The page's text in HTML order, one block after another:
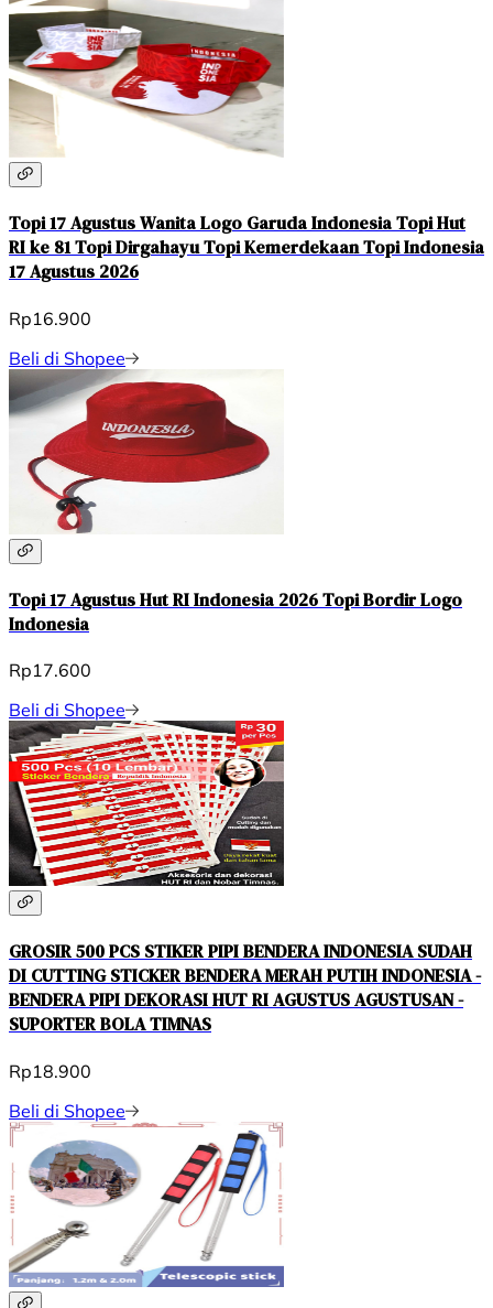
Topi 17 Agustus Wanita Logo Garuda Indonesia Topi Hut
RI ke 81 Topi Dirgahayu Topi Kemerdekaan Topi Indonesia
17 Agustus 2026
Rp16.900
Beli di Shopee
Topi 17 Agustus Hut RI Indonesia 2026 Topi Bordir Logo
Indonesia
Rp17.600
Beli di Shopee
GROSIR 500 PCS STIKER PIPI BENDERA INDONESIA SUDAH
DI CUTTING STICKER BENDERA MERAH PUTIH INDONESIA -
BENDERA PIPI DEKORASI HUT RI AGUSTUS AGUSTUSAN -
SUPORTER BOLA TIMNAS
Rp18.900
Beli di Shopee